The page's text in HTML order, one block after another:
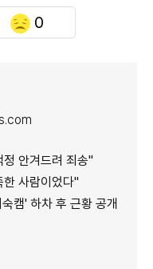
0
안겨드려 죄송"
사람이었다"
캠' 하차 후 근황 공개